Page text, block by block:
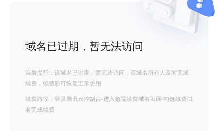
域名已过期，暂无法访问
温馨提醒：该域名已过期，暂无法访问，请域名所有人及时完成
续费，续费后可恢复正常使用
续费路径：登录腾讯云控制台-进入急需续费域名页面-勾选续费域
名完成续费